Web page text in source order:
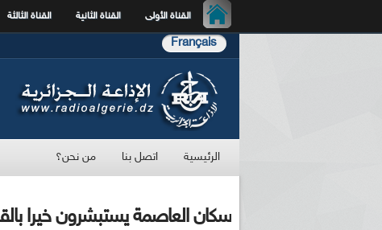
القناة الأولى القناة الثانية القناة الثالثة
Français
الرئيسية اتصل بنا من نحن؟
سكان العاصمة يستبشرون خيرا